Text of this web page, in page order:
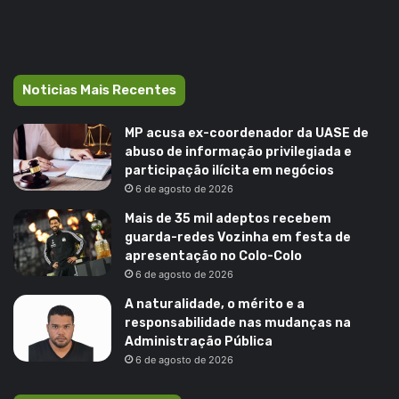
Noticias Mais Recentes
MP acusa ex-coordenador da UASE de
abuso de informação privilegiada e
participação ilícita em negócios
6 de agosto de 2026
Mais de 35 mil adeptos recebem
guarda-redes Vozinha em festa de
apresentação no Colo-Colo
6 de agosto de 2026
A naturalidade, o mérito e a
responsabilidade nas mudanças na
Administração Pública
6 de agosto de 2026